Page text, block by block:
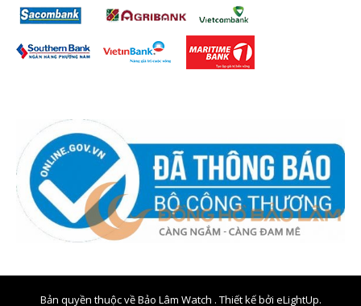
Bản quyền thuộc về Bảo Lâm Watch . Thiết kế bởi eLightUp.